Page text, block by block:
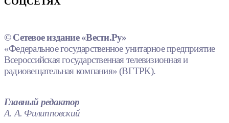
© Сетевое издание «Вести.Ру»
«Федеральное государственное унитарное предприятие
Всероссийская государственная телевизионная и
радиовещательная компания» (ВГТРК).
Главный редактор
А. А. Филипповский